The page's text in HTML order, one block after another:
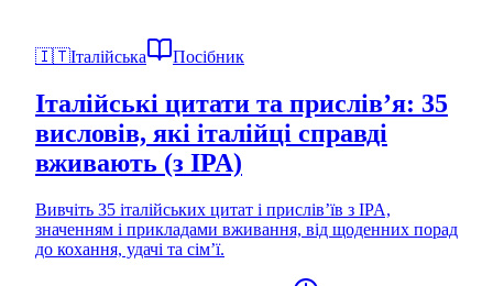
🇮🇹Італійська Посібник
Італійські цитати та прислів’я: 35
висловів, які італійці справді
вживають (з IPA)
Вивчіть 35 італійських цитат і прислів’їв з IPA,
значенням і прикладами вживання, від щоденних порад
до кохання, удачі та сім’ї.